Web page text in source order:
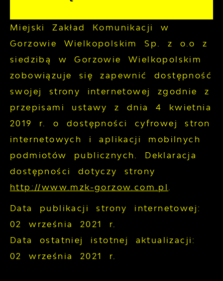
Miejski Zakład Komunikacji w
Gorzowie Wielkopolskim Sp. z o.o z
siedzibą w Gorzowie Wielkopolskim
zobowiązuje się zapewnić dostępność
swojej strony internetowej
zgodnie z
przepisami ustawy z dnia 4 kwietnia
2019 r. o dostępności cyfrowej stron
internetowych i aplikacji mobilnych
podmiotów publicznych. Deklaracja
dostępności dotyczy strony
http://www.mzk-gorzow.com.pl .
Data publikacji strony internetowej:
02 września 2021 r.
Data ostatniej istotnej aktualizacji:
02 września 2021 r.